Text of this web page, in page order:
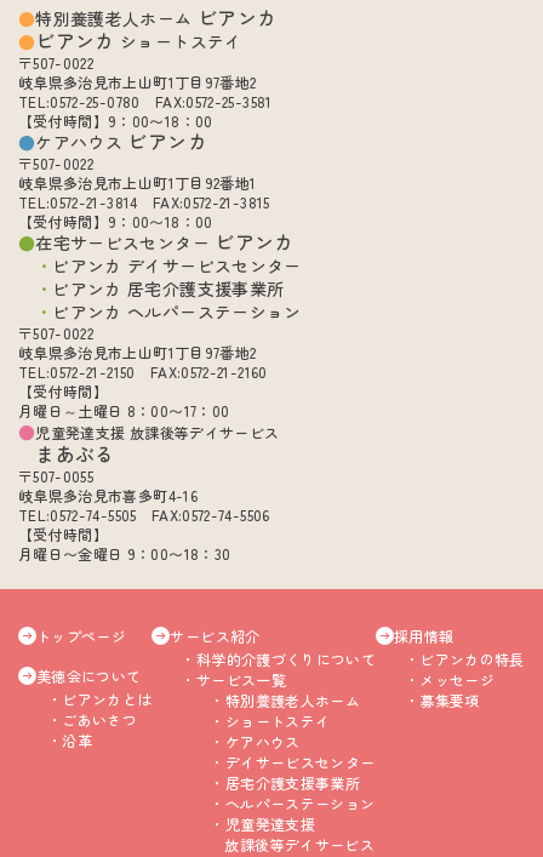
特別養護老人ホーム ビアンカ
ビアンカ ショートステイ
〒507-0022
岐阜県多治見市上山町1丁目97番地2
TEL:0572-25-0780 FAX:0572-25-3581
【受付時間】9：00〜18：00
ケアハウス ビアンカ
〒507-0022
岐阜県多治見市上山町1丁目92番地1
TEL:0572-21-3814 FAX:0572-21-3815
【受付時間】9：00〜18：00
在宅サービスセンター ビアンカ
ビアンカ デイサービスセンター
ビアンカ 居宅介護支援事業所
ビアンカ ヘルパーステーション
〒507-0022
岐阜県多治見市上山町1丁目97番地2
TEL:0572-21-2150 FAX:0572-21-2160
【受付時間】
月曜日～土曜日 8：00〜17：00
児童発達支援 放課後等デイサービス
まあぶる
〒507-0055
岐阜県多治見市喜多町4-16
TEL:0572-74-5505 FAX:0572-74-5506
【受付時間】
月曜日〜金曜日 9：00〜18：30
トップページ
美徳会について
ビアンカとは
ごあいさつ
沿革
サービス紹介
科学的介護づくりについて
サービス一覧
特別養護老人ホーム
ショートステイ
ケアハウス
デイサービスセンター
居宅介護支援事業所
ヘルパーステーション
児童発達支援
放課後等デイサービス
採用情報
ビアンカの特長
メッセージ
募集要項